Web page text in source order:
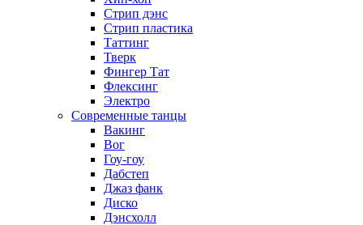
Стрип дэнс
Стрип пластика
Таттинг
Тверк
Фингер Тат
Флексинг
Электро
Современные танцы
Вакинг
Вог
Гоу-гоу
Дабстеп
Джаз фанк
Диско
Дэнсхолл